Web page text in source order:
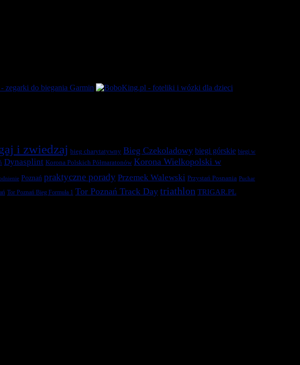
i zwiedzaj bieg charytatywny Bieg Czekoladowy biegi górskie biegi w
Dynasplint Korona Polskich Półmaratonów Korona Wielkopolski w
Poznań praktyczne porady Przemek Walewski Przystań Posnania Puchar
Tor Poznań Bieg Formuła 1 Tor Poznań Track Day triathlon TRIGAR.PL